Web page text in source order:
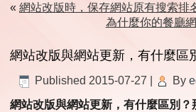
«網站改版時，保存網站原有搜索排
為什麼你的餐廳
網站改版與網站更新，有什麼區
Published 2015-07-27 By
網站改版與網站更新，有什麼區別？